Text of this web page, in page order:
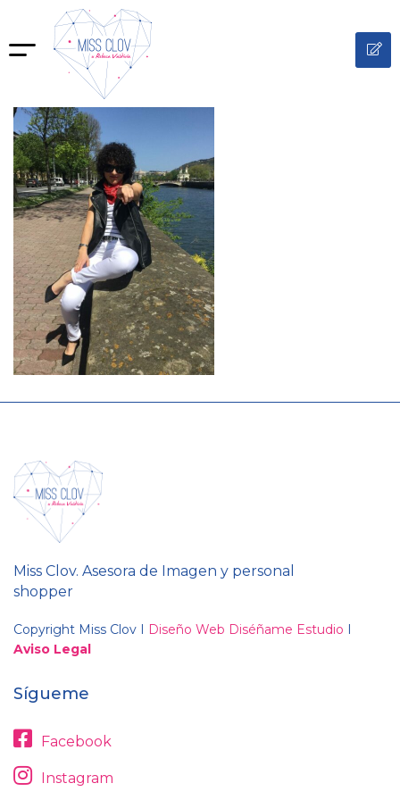
Miss Clov. Asesora de Imagen y personal
shopper
Copyright Miss Clov I Diseño Web Diséñame Estudio I
Aviso Legal
Sígueme
Facebook
Instagram